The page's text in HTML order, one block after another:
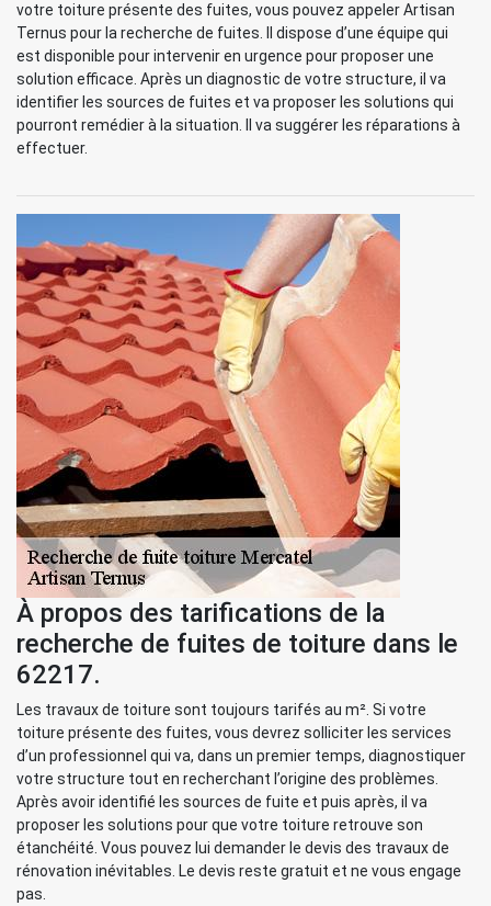
votre toiture présente des fuites, vous pouvez appeler Artisan
Ternus pour la recherche de fuites. Il dispose d’une équipe qui
est disponible pour intervenir en urgence pour proposer une
solution efficace. Après un diagnostic de votre structure, il va
identifier les sources de fuites et va proposer les solutions qui
pourront remédier à la situation. Il va suggérer les réparations à
effectuer.
À propos des tarifications de la
recherche de fuites de toiture dans le
62217.
Les travaux de toiture sont toujours tarifés au m². Si votre
toiture présente des fuites, vous devrez solliciter les services
d’un professionnel qui va, dans un premier temps, diagnostiquer
votre structure tout en recherchant l’origine des problèmes.
Après avoir identifié les sources de fuite et puis après, il va
proposer les solutions pour que votre toiture retrouve son
étanchéité. Vous pouvez lui demander le devis des travaux de
rénovation inévitables. Le devis reste gratuit et ne vous engage
pas.